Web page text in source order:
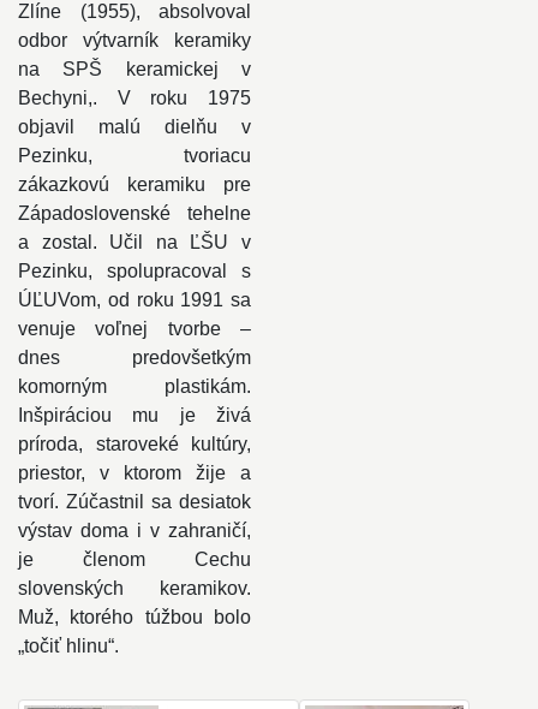
Zlíne (1955), absolvoval
odbor výtvarník keramiky
na SPŠ keramickej v
Bechyni,. V roku 1975
objavil malú dielňu v
Pezinku, tvoriacu
zákazkovú keramiku pre
Západoslovenské tehelne
a zostal. Učil na ĽŠU v
Pezinku, spolupracoval s
ÚĽUVom, od roku 1991 sa
venuje voľnej tvorbe –
dnes predovšetkým
komorným plastikám.
Inšpiráciou mu je živá
príroda, staroveké kultúry,
priestor, v ktorom žije a
tvorí. Zúčastnil sa desiatok
výstav doma i v zahraničí,
je členom Cechu
slovenských keramikov.
Muž, ktorého túžbou bolo
„točiť hlinu“.